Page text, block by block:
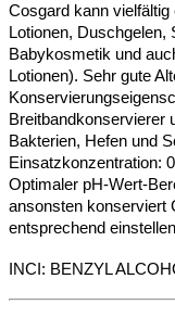
Cosgard kann
Lotionen, Duschgelen,
Babykosmetik und
Lotionen). Sehr gute
Breitbandkonservierer
Bakterien, Hefen und
Einsatzkonzentration:
Optimaler pH-Wert-
ansonsten konserviert
entsprechend
INCI: BENZYL